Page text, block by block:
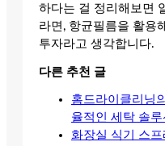
하다는 걸 정리해보면
라면, 항균필름을 활용
투자라고 생각합니다.
다른 추천 글
홈드라이클리닝
율적인 세탁 솔루
화장실 식기 스